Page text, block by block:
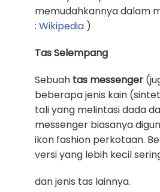
memudahkannya dalam
: Wikipedia )
Tas Selempang
Sebuah tas messenger
beberapa jenis kain
tali yang melintasi dada
messenger biasanya
ikon fashion perkotaan.
versi yang lebih kecil
dan jenis tas lainnya.